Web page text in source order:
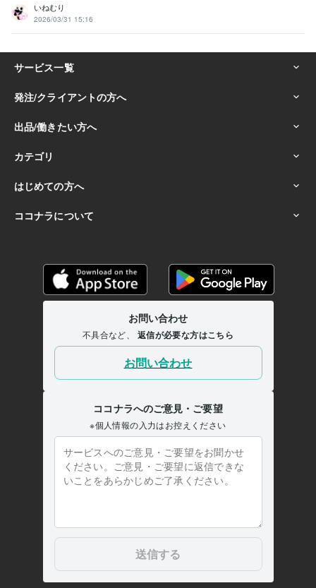
いねむり
2026/03/31 15:16